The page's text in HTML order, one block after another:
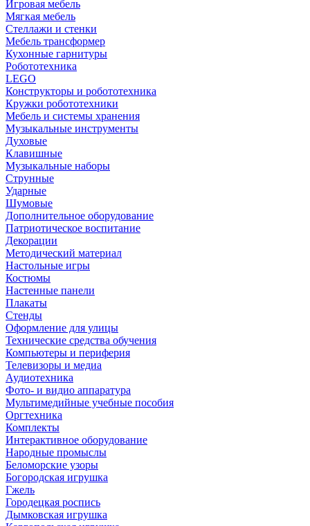
Игровая мебель
Мягкая мебель
Стеллажи и стенки
Мебель трансформер
Кухонные гарнитуры
Робототехника
LEGO
Конструкторы и робототехника
Кружки робототехники
Мебель и системы хранения
Музыкальные инструменты
Духовые
Клавишные
Музыкальные наборы
Струнные
Ударные
Шумовые
Дополнительное оборудование
Патриотическое воспитание
Декорации
Методический материал
Настольные игры
Костюмы
Настенные панели
Плакаты
Стенды
Оформление для улицы
Технические средства обучения
Компьютеры и периферия
Телевизоры и медиа
Аудиотехника
Фото- и видио аппаратура
Мультимедийные учебные пособия
Оргтехника
Комплекты
Интерактивное оборудование
Народные промыслы
Беломорские узоры
Богородская игрушка
Гжель
Городецкая роспись
Дымковская игрушка